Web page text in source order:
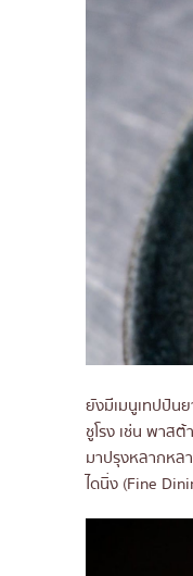
ยังมีเมนูเทปปัน
ชูโรง เช่น พาส
มาปรุงหลากหล
ไดนิ่ง (Fine